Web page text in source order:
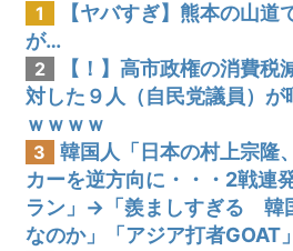
1
【ヤバすぎ】熊本の山道
が…
2
【！】高市政権の消費
対した９人（自民党議員）が
ｗｗｗｗ
3
韓国人「日本の村上宗隆
カーを逆方向に・・・2戦連
ラン」→「羨ましすぎる 韓
なのか」「アジア打者GOAT